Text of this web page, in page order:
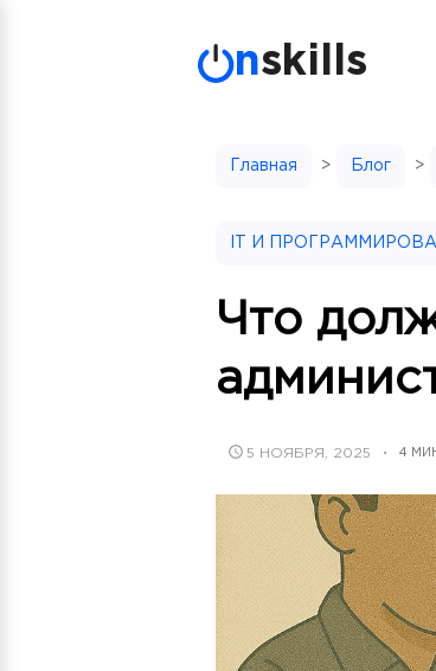
nskills
Главная > Блог >
IT И
Что
POSTED
5 НОЯБРЯ, 2025 • 4